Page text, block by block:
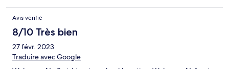
Avis vérifié
8/10 Très bien
27 févr. 2023
Traduire avec Google